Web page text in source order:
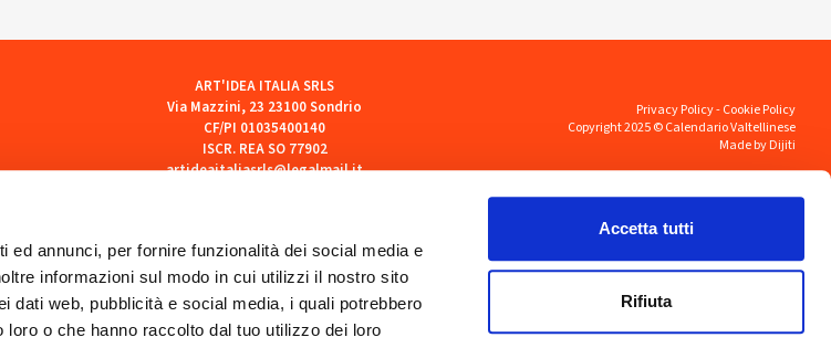
annunci, per fornire funzionalità dei social media e
informazioni sul modo in cui utilizzi il nostro sito
dati web, pubblicità e social media, i quali potrebbero
o che hanno raccolto dal tuo utilizzo dei loro
Accetta tutti
Rifiuta
ART'IDEA ITALIA SRLS
Via Mazzini, 23 23100 Sondrio
CF/PI 01035400140
ISCR. REA SO 77902
artideaitaliasrls@legalmail.it
Privacy Policy-Cookie Policy
Copyright 2025 © Calendario Valtellinese
Made by Dijiti